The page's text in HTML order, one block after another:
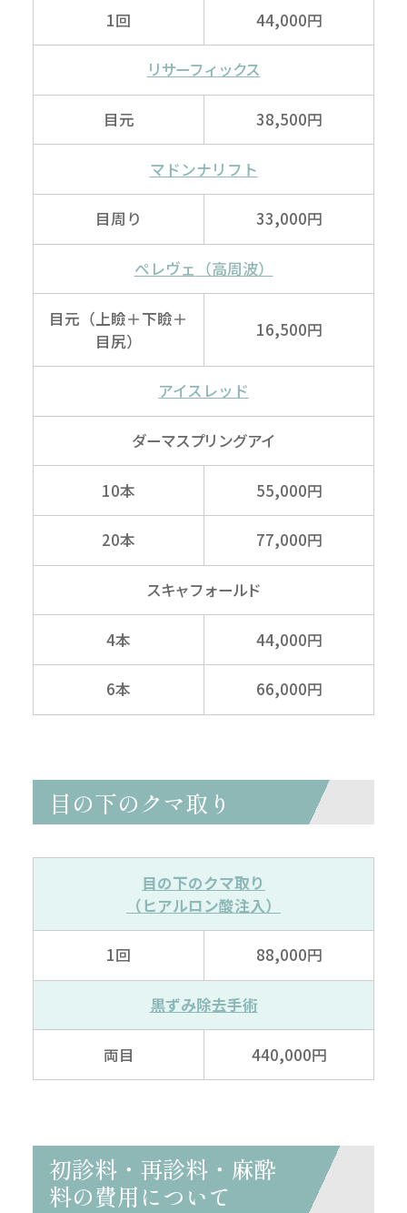
1回 44,000円
リサーフィックス
目元 38,500円
マドンナリフト
目周り 33,000円
ペレヴェ （高周波）
目元（上瞼＋下瞼＋
目尻）
16,500円
アイスレッド
ダーマスプリングアイ
10本 55,000円
20本 77,000円
スキャフォールド
4本 44,000円
6本 66,000円
目の下のクマ取り
目の下のクマ取り
（ヒアルロン酸注入）
1回 88,000円
黒ずみ除去手術
両目 440,000円
初診料・再診料・麻酔
料の費用について